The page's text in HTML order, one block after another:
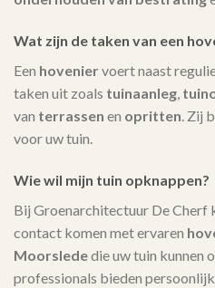
Wat zijn de taken van een
Een hoveniervoert naast
taken uit zoals tuinaanleg,
van terrassen en opritten. Zij
voor uw tuin.
Wie wil mijn tuin opknappen?
Bij Groenarchitectuur De Cherf
contact komen met ervaren
Moorslededie uw tuin kunnen
professionals bieden